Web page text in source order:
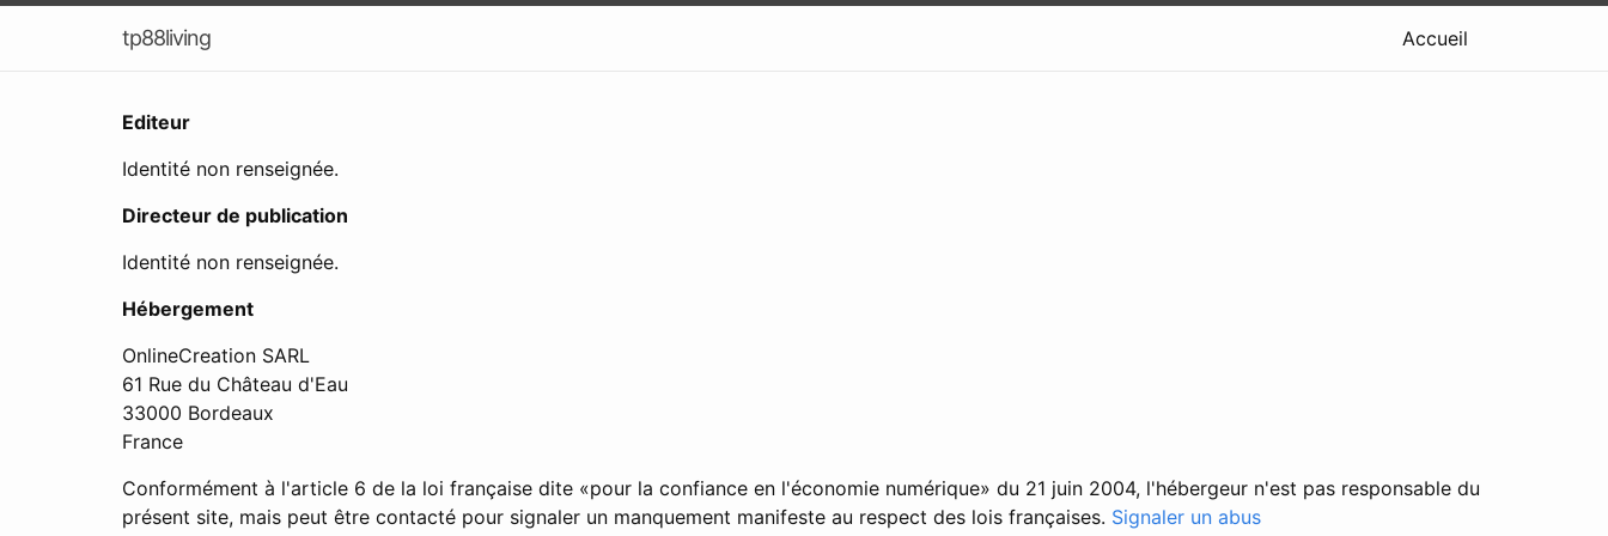
tp88living Accueil
Editeur
Identité non renseignée.
Directeur de publication
Identité non renseignée.
Hébergement
OnlineCreation SARL
61 Rue du Château d'Eau
33000 Bordeaux
France
Conformément à l'article 6 de la loi française dite «pour la confiance en l'économie numérique» du 21 juin 2004, l'hébergeur n'est pas responsable du
présent site, mais peut être contacté pour signaler un manquement manifeste au respect des lois françaises. Signaler un abus